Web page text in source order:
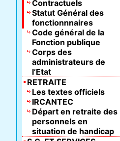
Contractuels
Statut Général des
fonctionnnaires
Code général de la
Fonction publique
Corps des
administrateurs de
l’Etat
RETRAITE
Les textes officiels
IRCANTEC
Départ en retraite des
personnels en
situation de handicap